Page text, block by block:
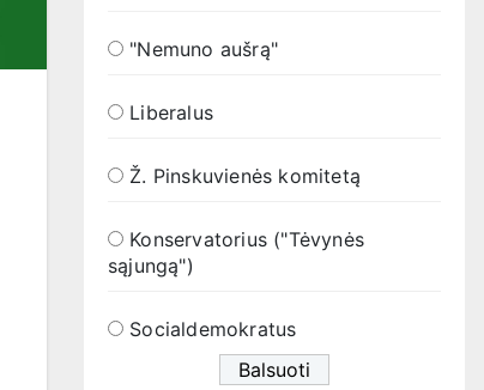
"Nemuno aušrą"
Liberalus
Ž. Pinskuvienės komitetą
Konservatorius ("Tėvynės
sąjungą")
Socialdemokratus